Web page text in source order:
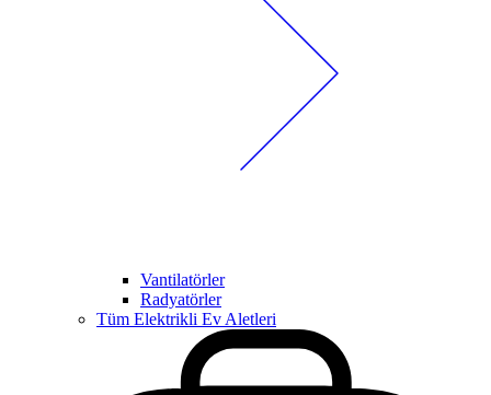
Vantilatörler
Radyatörler
Tüm Elektrikli Ev Aletleri